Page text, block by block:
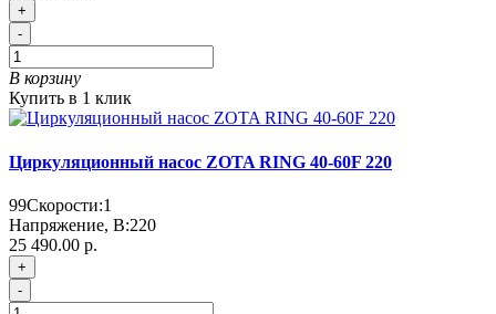
+
-
В корзину
Купить в 1 клик
Циркуляционный насос ZOTA RING 40-60F 220
99Скорости:1
Напряжение, В:220
25 490.00 р.
+
-